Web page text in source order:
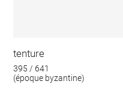
tenture
395 / 641
(époque byzantine)